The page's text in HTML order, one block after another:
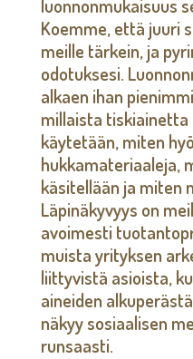
luonnonmukaisuus
Koemme, että juuri
meille tärkein, ja
odotuksesi.
alkaen ihan
millaista tiskiainetta
käytetään, miten
hukkamateriaaleja,
käsitellään ja miten
Läpinäkyvyys on
avoimesti
muista yrityksen
liittyvistä asioista,
aineiden
näkyy sosiaalisen
runsaasti.